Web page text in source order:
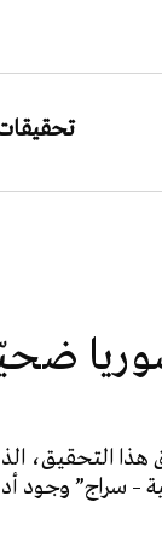
التحقيق،
– سراج” وجود